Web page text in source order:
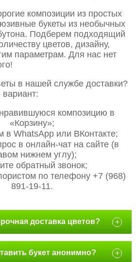
композиции из простых
букеты из необычных
Подберем подходящий
цветов, дизайну,
параметрам. Для нас нет
в нашей службе доставки?
композицию в
«Корзину»;
в WhatsApp или ВКонтакте;
в онлайн-чат на сайте (в
нижнем углу);
обратный звонок;
по телефону +7 (968)
891-19-11.
доставка цветов? +
букет анонимно? +